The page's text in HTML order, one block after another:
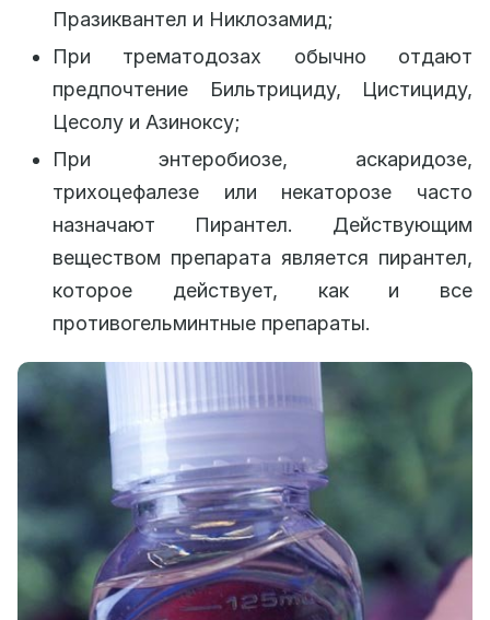
Празиквантел и Никлозамид;
При трематодозах обычно отдают
предпочтение Бильтрициду, Цистициду,
Цесолу и Азиноксу;
При энтеробиозе, аскаридозе,
трихоцефалезе или некаторозе часто
назначают Пирантел. Действующим
веществом препарата является пирантел,
которое действует, как и все
противогельминтные препараты.